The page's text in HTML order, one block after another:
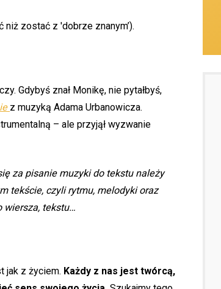
zostać z 'dobrze znanym’).
Gdybyś znał Monikę, nie pytałbyś,
z muzyką Adama Urbanowicza.
– ale przyjął wyzwanie
za pisanie muzyki do tekstu należy
tekście, czyli rytmu, melodyki oraz
wiersza, tekstu…
jak z życiem. Każdy z nas jest twórcą,